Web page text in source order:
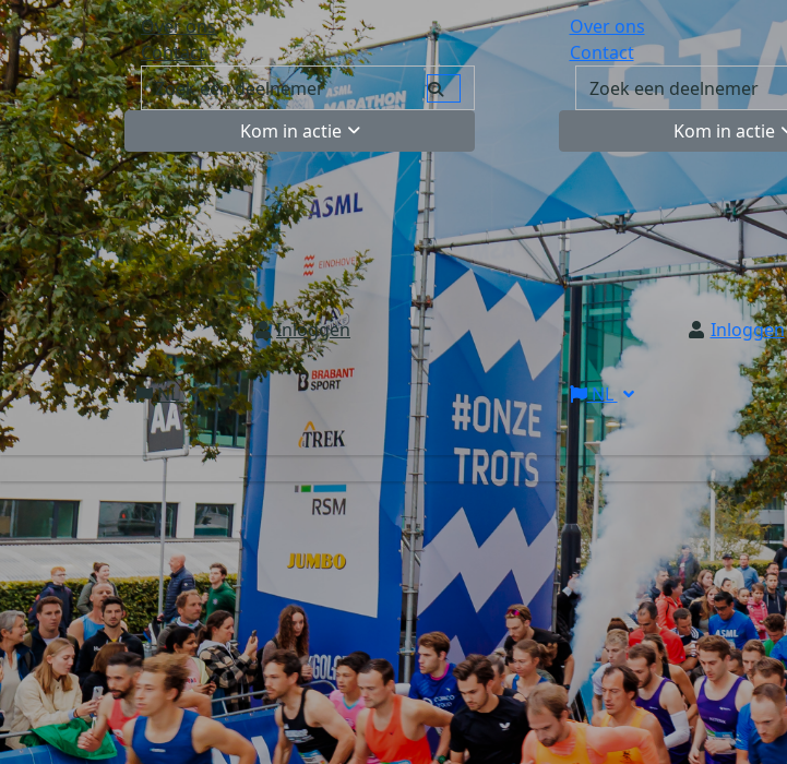
Over ons
Contact
Kom in actie
Inloggen
NL
Over ons
Contact
Kom in actie
Inloggen
NL